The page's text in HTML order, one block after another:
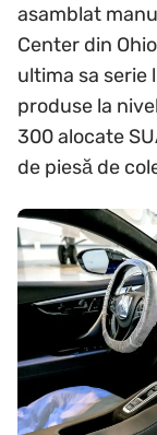
asamblat
Center din
ultima sa serie
produse la
300 alocate
de piesă de